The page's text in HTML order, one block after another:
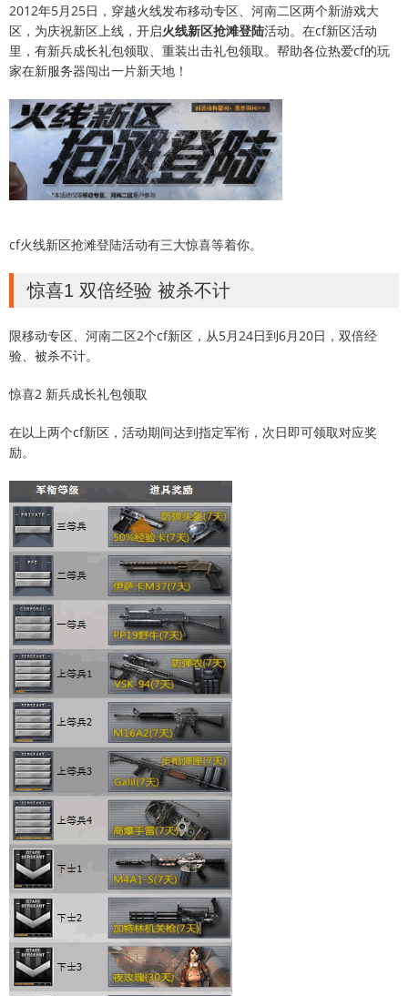
2012年5月25日，穿越火线发布移动专区、河南二区两个新游戏大
区，为庆祝新区上线，开启火线新区抢滩登陆活动。在cf新区活动
里，有新兵成长礼包领取、重装出击礼包领取。帮助各位热爱cf的玩
家在新服务器闯出一片新天地！
cf火线新区抢滩登陆活动有三大惊喜等着你。
惊喜1 双倍经验 被杀不计
限移动专区、河南二区2个cf新区，从5月24日到6月20日，双倍经
验、被杀不计。
惊喜2 新兵成长礼包领取
在以上两个cf新区，活动期间达到指定军衔，次日即可领取对应奖
励。